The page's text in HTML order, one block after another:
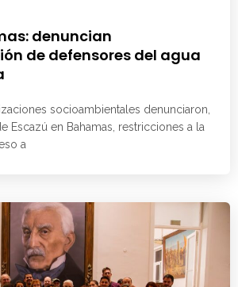
denuncian
de defensores del agua
socioambientales denunciaron,
Escazú en Bahamas, restricciones a la
a